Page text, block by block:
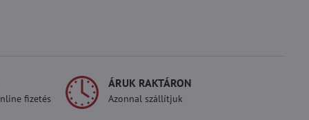
fizetés
ÁRUK RAKTÁRON
Azonnal szállítjuk